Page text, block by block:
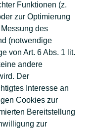
Funktionen (z.
zur Optimierung
des
(notwendige
von Art. 6 Abs. 1 lit.
andere
Der
Interesse an
Cookies zur
Bereitstellung
zur